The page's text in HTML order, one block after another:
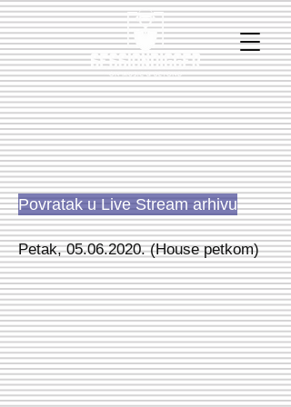
Povratak u Live Stream arhivu
Petak,05.06.2020. (House petkom)